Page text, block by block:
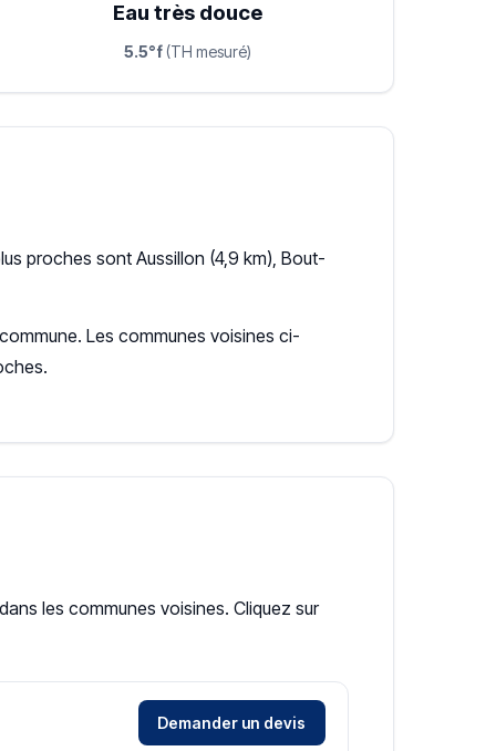
Eau très douce
5.5°f(TH mesuré)
proches sont Aussillon (4,9 km), Bout-
Les communes voisines ci-
les communes voisines. Cliquez sur
Demander un devis